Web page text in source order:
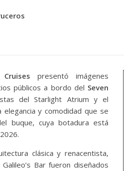
presentó imágenes
públicos a bordo del Seven
del Starlight Atrium y el
elegancia y comodidad que se
buque, cuya botadura está
clásica y renacentista,
Bar fueron diseñados